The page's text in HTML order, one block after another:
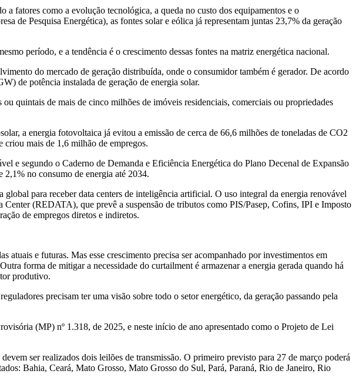
a fatores como a evolução tecnológica, a queda no custo dos equipamentos e o
de Pesquisa Energética), as fontes solar e eólica já representam juntas 23,7% da geração
período, e a tendência é o crescimento dessas fontes na matriz energética nacional.
do mercado de geração distribuída, onde o consumidor também é gerador. De acordo
de potência instalada de geração de energia solar.
quintais de mais de cinco milhões de imóveis residenciais, comerciais ou propriedades
a energia fotovoltaica já evitou a emissão de cerca de 66,6 milhões de toneladas de CO2
criou mais de 1,6 milhão de empregos.
e segundo o Caderno de Demanda e Eficiência Energética do Plano Decenal de Expansão
2,1% no consumo de energia até 2034.
para receber data centers de inteligência artificial. O uso integral da energia renovável
(REDATA), que prevê a suspensão de tributos como PIS/Pasep, Cofins, IPI e Imposto
de empregos diretos e indiretos.
atuais e futuras. Mas esse crescimento precisa ser acompanhado por investimentos em
forma de mitigar a necessidade do curtailment é armazenar a energia gerada quando há
produtivo.
precisam ter uma visão sobre todo o setor energético, da geração passando pela
(MP) nº 1.318, de 2025, e neste início de ano apresentado como o Projeto de Lei
ser realizados dois leilões de transmissão. O primeiro previsto para 27 de março poderá
Bahia, Ceará, Mato Grosso, Mato Grosso do Sul, Pará, Paraná, Rio de Janeiro, Rio